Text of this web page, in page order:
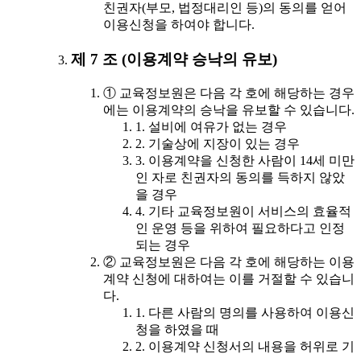
친권자(부모, 법정대리인 등)의 동의를 얻어
이용신청을 하여야 합니다.
제 7 조 (이용계약 승낙의 유보)
① 교육정보원은 다음 각 호에 해당하는 경우
에는 이용계약의 승낙을 유보할 수 있습니다.
1. 설비에 여유가 없는 경우
2. 기술상에 지장이 있는 경우
3. 이용계약을 신청한 사람이 14세 미만
인 자로 친권자의 동의를 득하지 않았
을 경우
4. 기타 교육정보원이 서비스의 효율적
인 운영 등을 위하여 필요하다고 인정
되는 경우
② 교육정보원은 다음 각 호에 해당하는 이용
계약 신청에 대하여는 이를 거절할 수 있습니
다.
1. 다른 사람의 명의를 사용하여 이용신
청을 하였을 때
2. 이용계약 신청서의 내용을 허위로 기